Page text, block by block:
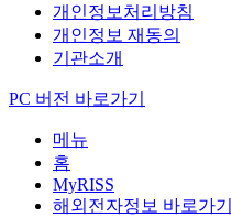
개인정보처리방침
개인정보 재동의
기관소개
PC 버전 바로가기
메뉴
홈
MyRISS
해외전자정보 바로가기